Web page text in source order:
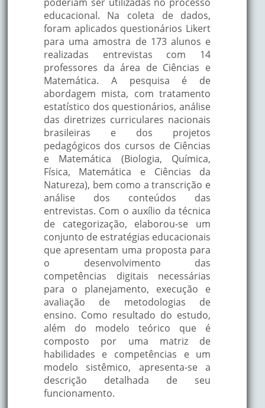
educacional. Na coleta de dados,
foram aplicados questionários Likert
para uma amostra de 173 alunos e
realizadas entrevistas com 14
professores da área de Ciências e
Matemática. A pesquisa é de
abordagem mista, com tratamento
estatístico dos questionários, análise
das diretrizes curriculares nacionais
brasileiras e dos projetos
pedagógicos dos cursos de Ciências
e Matemática (Biologia, Química,
Física, Matemática e Ciências da
Natureza), bem como a transcrição e
análise dos conteúdos das
entrevistas. Com o auxílio da técnica
de categorização, elaborou-se um
conjunto de estratégias educacionais
que apresentam uma proposta para
o desenvolvimento das
competências digitais necessárias
para o planejamento, execução e
avaliação de metodologias de
ensino. Como resultado do estudo,
além do modelo teórico que é
composto por uma matriz de
habilidades e competências e um
modelo sistêmico, apresenta-se a
descrição detalhada de seu
funcionamento.